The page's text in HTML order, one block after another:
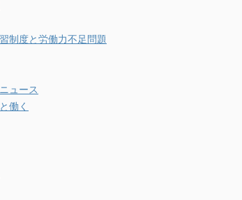
制度と労働力不足問題
ュース
働く